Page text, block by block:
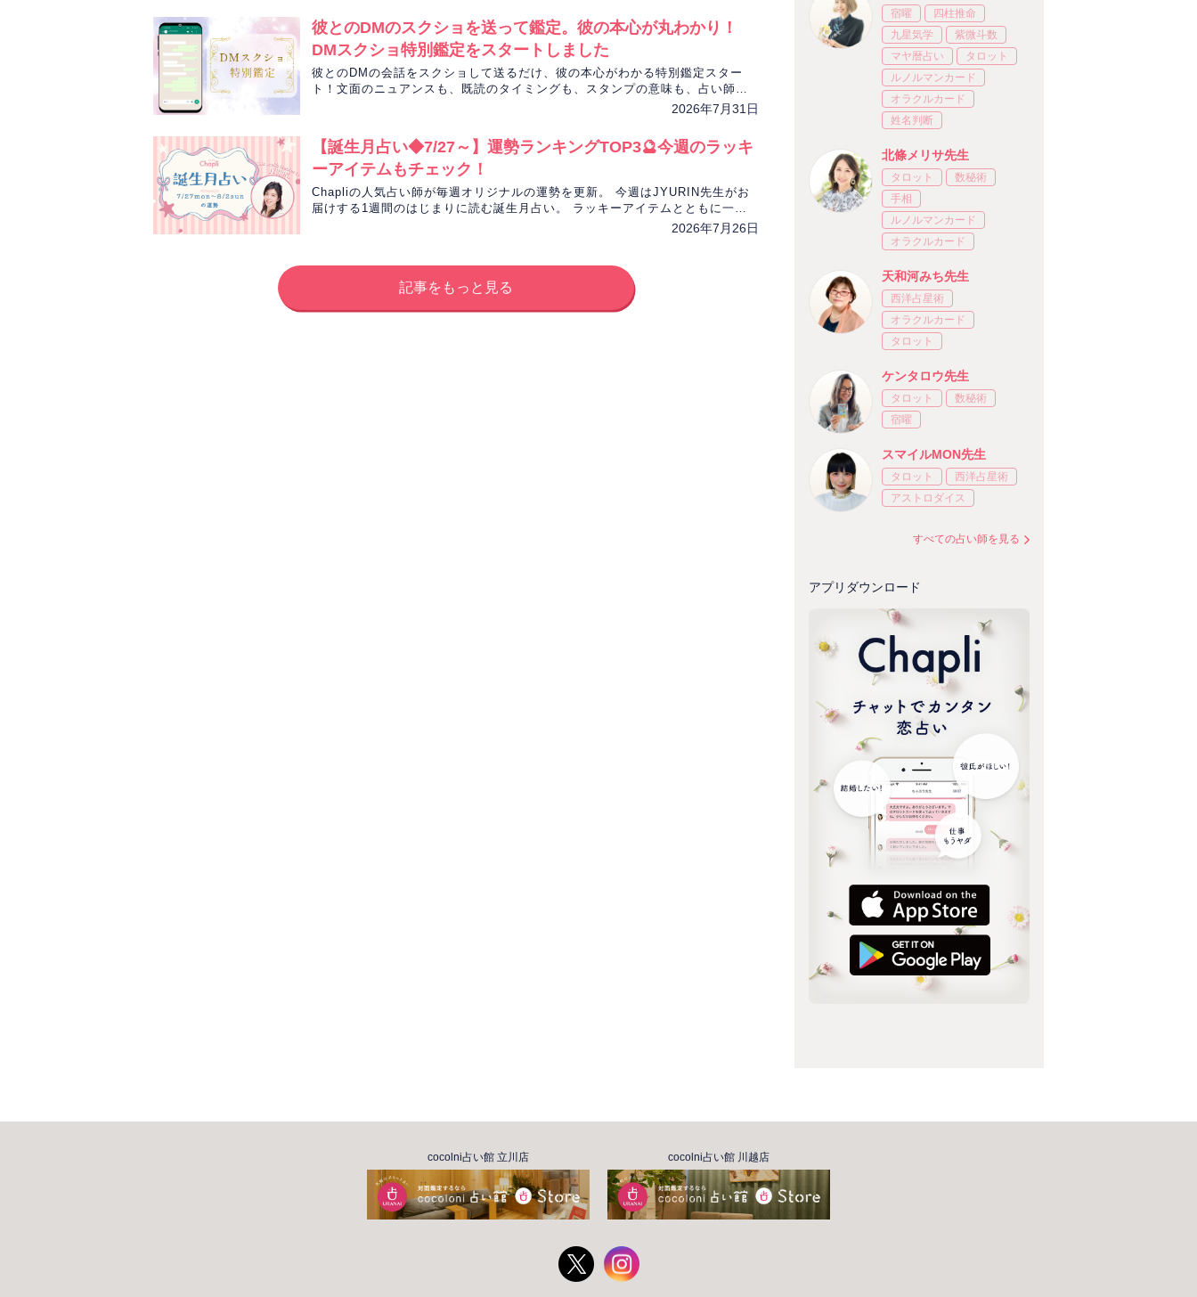
彼とのDMのスクショを送って鑑定。彼の本心が丸わかり！
DMスクショ特別鑑定をスタートしました
彼とのDMの会話をスクショして送るだけ、彼の本心がわかる特別鑑定スター
ト！文面のニュアンスも、既読のタイミングも、スタンプの意味も、占い師さ
2026年7月31日
【誕生月占い◆7/27～】運勢ランキングTOP3🔮今週のラッキ
ーアイテムもチェック！
Chapliの人気占い師が毎週オリジナルの運勢を更新。 今週はJYURIN先生がお
届けする1週間のはじまりに読む誕生月占い。 ラッキーアイテムとともに一週
2026年7月26日
記事をもっと見る
宿曜
四柱推命
九星気学
紫微斗数
マヤ暦占い
タロット
ルノルマンカード
オラクルカード
姓名判断
北條メリサ先生
タロット
数秘術
手相
ルノルマンカード
オラクルカード
天和河みち先生
西洋占星術
オラクルカード
タロット
ケンタロウ先生
タロット
数秘術
宿曜
スマイルMON先生
タロット
西洋占星術
アストロダイス
すべての占い師を見る
アプリダウンロード
cocolni占い館 立川店 cocolni占い館 川越店